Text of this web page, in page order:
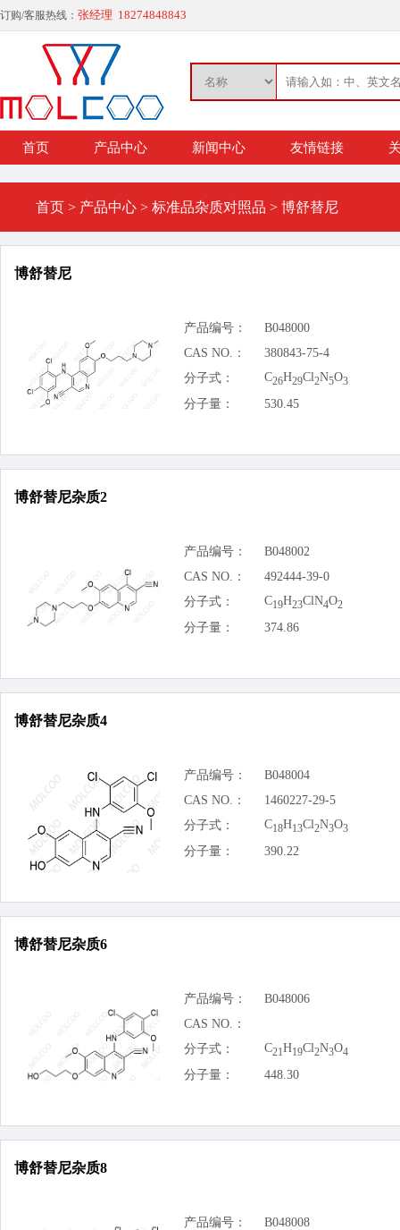
订购/客服热线： 张经理 18274848843
首页 产品中心 新闻中心 友情链接
首页 > 产品中心 > 标准品杂质对照品 > 博舒替尼
博舒替尼
产品编号：
B048000
CAS NO.：
380843-75-4
分子式：
C26H29Cl2N5O3
分子量： 530.45
博舒替尼杂质2
产品编号：
B048002
CAS NO.：
492444-39-0
分子式：
C19H23ClN4O2
分子量： 374.86
博舒替尼杂质4
产品编号：
B048004
CAS NO.：
1460227-29-5
分子式：
C18H13Cl2N3O3
分子量： 390.22
博舒替尼杂质6
产品编号：
B048006
CAS NO.：
分子式：
C21H19Cl2N3O4
分子量： 448.30
博舒替尼杂质8
产品编号：
B048008